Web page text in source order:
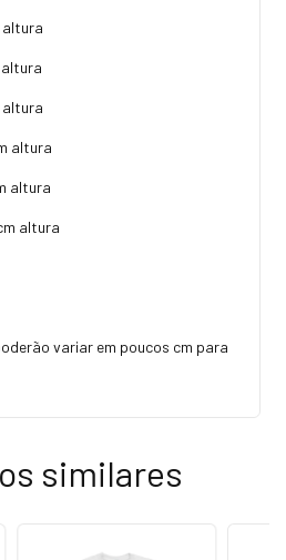
altura
altura
altura
altura
altura
altura
variar em poucos cm para
similares